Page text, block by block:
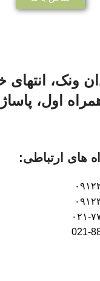
ونک، انتهای
اول، پاساژ
های ارتباطی:
021-